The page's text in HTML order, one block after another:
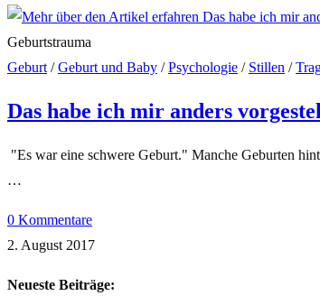
Geburtstrauma
Geburt /Geburt und Baby /Psychologie / Stillen /
Das habe ich mir anders
"Es war eine schwere Geburt." Manche Geburten
…
0 Kommentare
2. August 2017
Neueste Beiträge: